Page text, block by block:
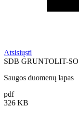
Atsisiųsti
SDB GRUNTOLIT-SO
Saugos duomenų lapas
pdf
326 KB